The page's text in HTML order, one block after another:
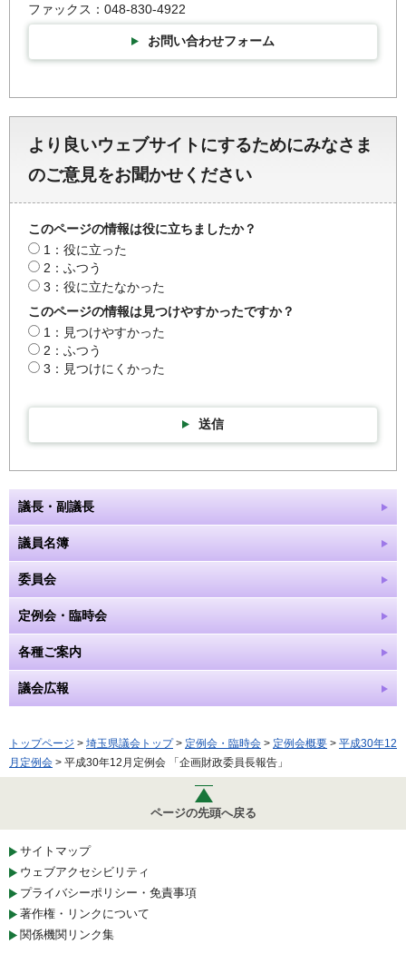
ファックス：048-830-4922
お問い合わせフォーム
より良いウェブサイトにするためにみなさま
のご意見をお聞かせください
このページの情報は役に立ちましたか？
1：役に立った
2：ふつう
3：役に立たなかった
このページの情報は見つけやすかったですか？
1：見つけやすかった
2：ふつう
3：見つけにくかった
送信
議長・副議長
議員名簿
委員会
定例会・臨時会
各種ご案内
議会広報
トップページ > 埼玉県議会トップ> 定例会・臨時会 > 定例会概要 > 平成30年12
月定例会 > 平成30年12月定例会 「企画財政委員長報告」
ページの先頭へ戻る
サイトマップ
ウェブアクセシビリティ
プライバシーポリシー・免責事項
著作権・リンクについて
関係機関リンク集